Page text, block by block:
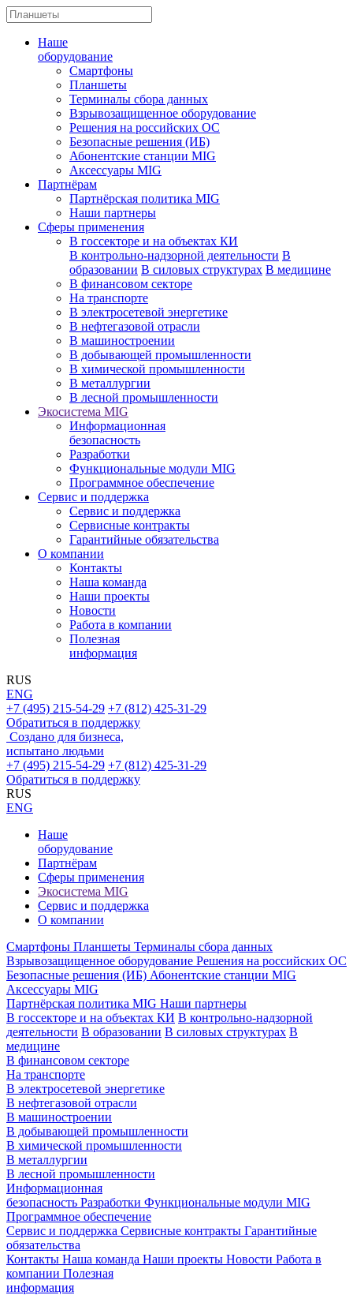
Наше
оборудование
Смартфоны
Планшеты
Терминалы сбора данных
Взрывозащищенное оборудование
Решения на российских ОС
Безопасные решения (ИБ)
Абонентские станции MIG
Аксессуары MIG
Партнёрам
Партнёрская политика MIG
Наши партнеры
Сферы применения
В госсекторе и на объектах КИ
В контрольно-надзорной деятельности В
образовании В силовых структурах В медицине
В финансовом секторе
На транспорте
В электросетевой энергетике
В нефтегазовой отрасли
В машиностроении
В добывающей промышленности
В химической промышленности
В металлургии
В лесной промышленности
Экосистема MIG
Информационная
безопасность
Разработки
Функциональные модули MIG
Программное обеспечение
Сервис и поддержка
Сервис и поддержка
Сервисные контракты
Гарантийные обязательства
О компании
Контакты
Наша команда
Наши проекты
Новости
Работа в компании
Полезная
информация
RUS
ENG
+7 (495) 215-54-29 +7 (812) 425-31-29
Обратиться в поддержку
Создано для бизнеса,
испытано людьми
+7 (495) 215-54-29 +7 (812) 425-31-29
Обратиться в поддержку
RUS
ENG
Наше
оборудование
Партнёрам
Сферы применения
Экосистема MIG
Сервис и поддержка
О компании
Смартфоны Планшеты Терминалы сбора данных
Взрывозащищенное оборудование Решения на российских ОС
Безопасные решения (ИБ) Абонентские станции MIG
Аксессуары MIG
Партнёрская политика MIG Наши партнеры
В госсекторе и на объектах КИ В контрольно-надзорной
деятельности В образовании В силовых структурах В
медицине
В финансовом секторе
На транспорте
В электросетевой энергетике
В нефтегазовой отрасли
В машиностроении
В добывающей промышленности
В химической промышленности
В металлургии
В лесной промышленности
Информационная
безопасность Разработки Функциональные модули MIG
Программное обеспечение
Сервис и поддержка Сервисные контракты Гарантийные
обязательства
Контакты Наша команда Наши проекты Новости Работа в
компании Полезная
информация